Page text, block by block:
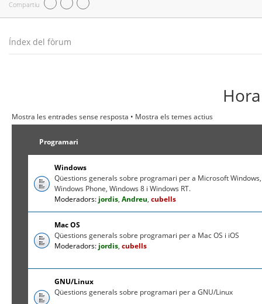
Compartiu
Índex del fòrum
Mostra les entrades sense resposta • Mostra els temes actius
Programari
Windows
Qüestions generals sobre programari per a Microsoft Windows,
Windows Phone, Windows 8 i Windows RT.
Moderadors: jordis,Andreu,cubells
Mac OS
Qüestions generals sobre programari per a Mac OS i iOS
Moderadors: jordis,cubells
GNU/Linux
Qüestions generals sobre programari per a GNU/Linux